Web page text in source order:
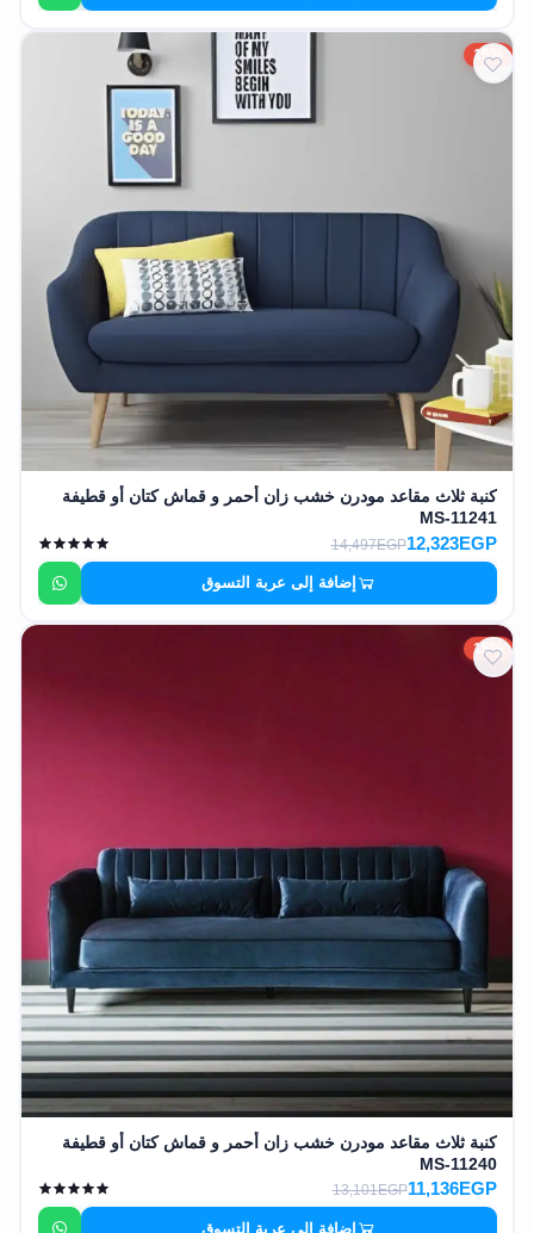
15%
كنبة ثلاث مقاعد مودرن خشب زان أحمر و قماش كتان أو قطيفة
MS-11241
12,323EGP
14,497EGP
إضافة إلى عربة التسوق
15%
كنبة ثلاث مقاعد مودرن خشب زان أحمر و قماش كتان أو قطيفة
MS-11240
11,136EGP
13,101EGP
إضافة إلى عربة التسوق